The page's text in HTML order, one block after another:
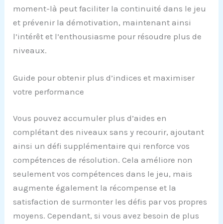
moment-là peut faciliter la continuité dans le jeu
et prévenir la démotivation, maintenant ainsi
l’intérêt et l’enthousiasme pour résoudre plus de
niveaux.
Guide pour obtenir plus d’indices et maximiser
votre performance
Vous pouvez accumuler plus d’aides en
complétant des niveaux sans y recourir, ajoutant
ainsi un défi supplémentaire qui renforce vos
compétences de résolution. Cela améliore non
seulement vos compétences dans le jeu, mais
augmente également la récompense et la
satisfaction de surmonter les défis par vos propres
moyens. Cependant, si vous avez besoin de plus